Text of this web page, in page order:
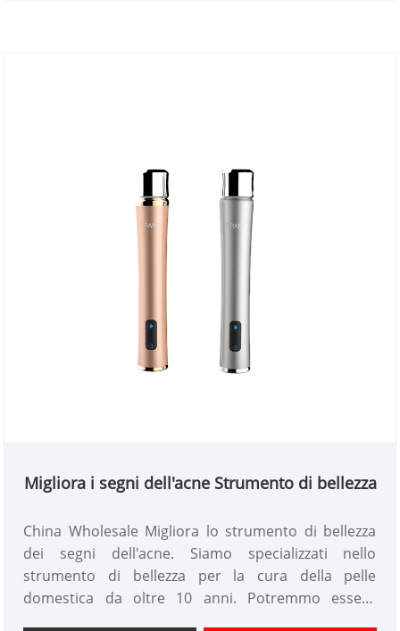
Migliora i segni dell'acne Strumento di bellezza
China Wholesale Migliora lo strumento di bellezza
dei segni dell'acne. Siamo specializzati nello
strumento di bellezza per la cura della pelle
domestica da oltre 10 anni. Potremmo essere